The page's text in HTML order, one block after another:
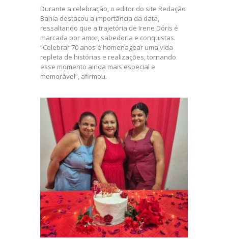
Durante a celebração, o editor do site Redação
Bahia destacou a importância da data,
ressaltando que a trajetória de Irene Dóris é
marcada por amor, sabedoria e conquistas.
“Celebrar 70 anos é homenagear uma vida
repleta de histórias e realizações, tornando
esse momento ainda mais especial e
memorável”, afirmou.